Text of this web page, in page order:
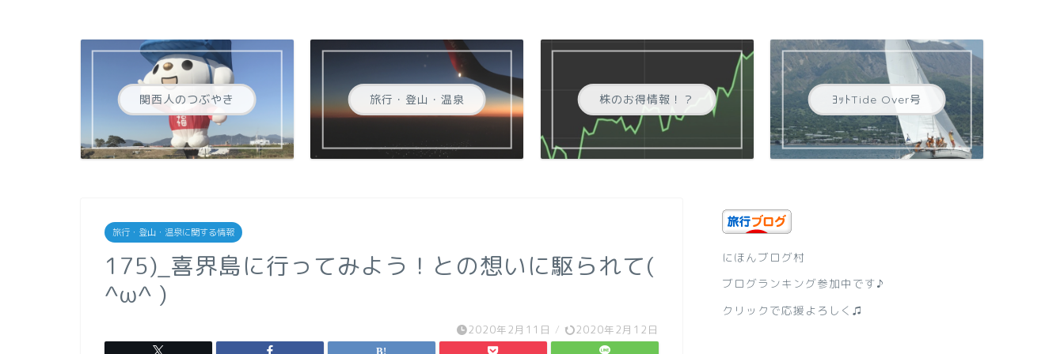
関西人のつぶやき 旅行・登山・温泉 株のお得情報！？ ﾖｯﾄTide Over号
旅行・登山・温泉に関する情報
175)_喜界島に行ってみよう！との想いに駆られて(
^ω^ )
2020年2月11日 / 2020年2月12日
にほんブログ村
ブログランキング参加中です♪
クリックで応援よろしく♫